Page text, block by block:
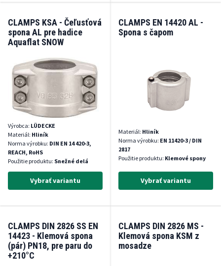
CLAMPS KSA - Čeľusťová
spona AL pre hadice
Aquaflat SNOW
Výrobca: LÜDECKE
Materiál: Hliník
Norma výrobku: DIN EN 14 420-3,
REACH, RoHS
Použitie produktu: Snežné delá
Vybrať variantu
CLAMPS EN 14420 AL -
Spona s čapom
Materiál: Hliník
Norma výrobku: EN 11420-3 / DIN
2817
Použitie produktu: Klemové spony
Vybrať variantu
CLAMPS DIN 2826 SS EN
14423 - Klemová spona
(pár) PN18, pre paru do
+210°C
CLAMPS DIN 2826 MS -
Klemová spona KSM z
mosadze